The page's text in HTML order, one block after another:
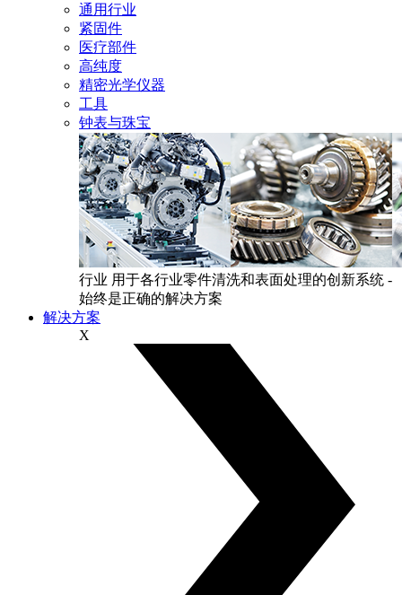
通用行业
紧固件
医疗部件
高纯度
精密光学仪器
工具
钟表与珠宝
行业 用于各行业零件清洗和表面处理的创新系统 -
始终是正确的解决方案
解决方案
X